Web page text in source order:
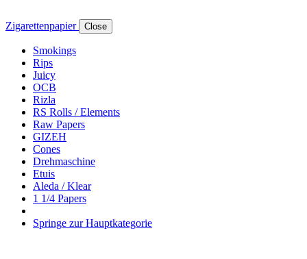
Zigarettenpapier Close
Smokings
Rips
Juicy
OCB
Rizla
RS Rolls / Elements
Raw Papers
GIZEH
Cones
Drehmaschine
Etuis
Aleda / Klear
1 1/4 Papers
Springe zur Hauptkategorie